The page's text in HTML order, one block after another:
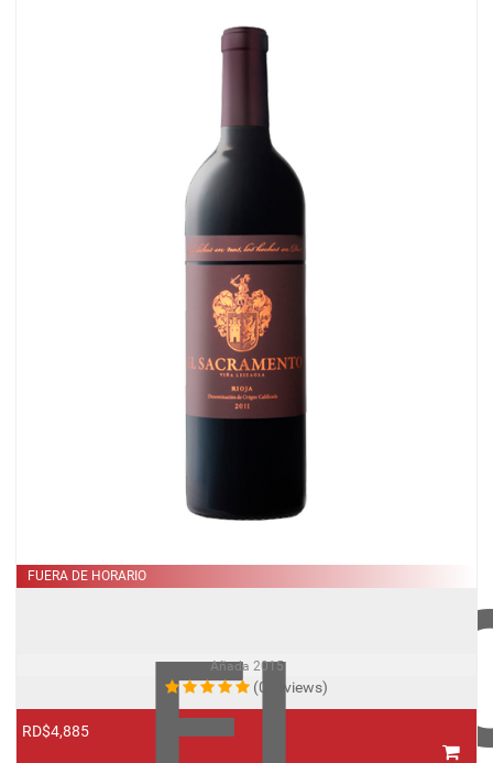
VIÑA
DEL
FUERA DE HORARIO
Añada 2015
(0 reviews)
RD$4,885